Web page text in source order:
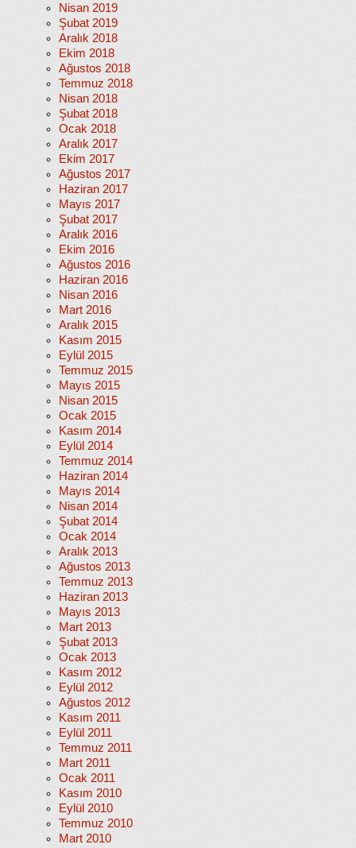
Nisan 2019
Şubat 2019
Aralık 2018
Ekim 2018
Ağustos 2018
Temmuz 2018
Nisan 2018
Şubat 2018
Ocak 2018
Aralık 2017
Ekim 2017
Ağustos 2017
Haziran 2017
Mayıs 2017
Şubat 2017
Aralık 2016
Ekim 2016
Ağustos 2016
Haziran 2016
Nisan 2016
Mart 2016
Aralık 2015
Kasım 2015
Eylül 2015
Temmuz 2015
Mayıs 2015
Nisan 2015
Ocak 2015
Kasım 2014
Eylül 2014
Temmuz 2014
Haziran 2014
Mayıs 2014
Nisan 2014
Şubat 2014
Ocak 2014
Aralık 2013
Ağustos 2013
Temmuz 2013
Haziran 2013
Mayıs 2013
Mart 2013
Şubat 2013
Ocak 2013
Kasım 2012
Eylül 2012
Ağustos 2012
Kasım 2011
Eylül 2011
Temmuz 2011
Mart 2011
Ocak 2011
Kasım 2010
Eylül 2010
Temmuz 2010
Mart 2010